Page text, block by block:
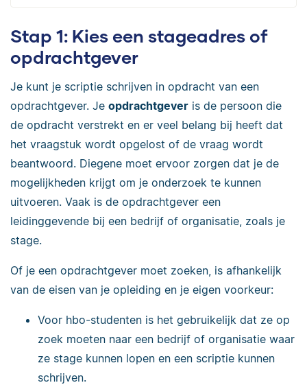
Stap 1: Kies een stageadres of
opdrachtgever
Je kunt je scriptie schrijven in opdracht van een
opdrachtgever. Je opdrachtgever is de persoon die
de opdracht verstrekt en er veel belang bij heeft dat
het vraagstuk wordt opgelost of de vraag wordt
beantwoord. Diegene moet ervoor zorgen dat je de
mogelijkheden krijgt om je onderzoek te kunnen
uitvoeren. Vaak is de opdrachtgever een
leidinggevende bij een bedrijf of organisatie, zoals je
stage.
Of je een opdrachtgever moet zoeken, is afhankelijk
van de eisen van je opleiding en je eigen voorkeur:
Voor hbo-studenten is het gebruikelijk dat ze op
zoek moeten naar een bedrijf of organisatie waar
ze stage kunnen lopen en een scriptie kunnen
schrijven.